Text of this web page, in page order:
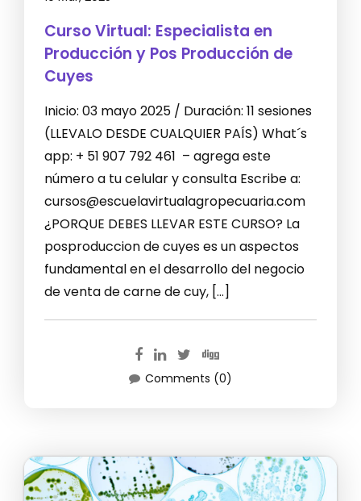
Curso Virtual: Especialista en
Producción y Pos Producción de
Cuyes
Inicio: 03 mayo 2025 / Duración: 11 sesiones
(LLEVALO DESDE CUALQUIER PAÍS) What´s
app: + 51 907 792 461 – agrega este
número a tu celular y consulta Escribe a:
cursos@escuelavirtualagropecuaria.com
¿PORQUE DEBES LLEVAR ESTE CURSO? La
posproduccion de cuyes es un aspectos
fundamental en el desarrollo del negocio
de venta de carne de cuy, […]
Comments (0)